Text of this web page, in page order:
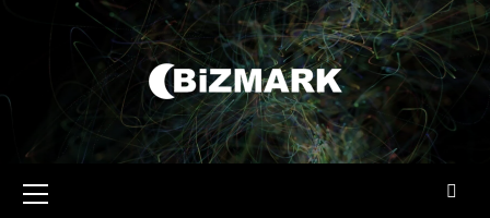
메뉴